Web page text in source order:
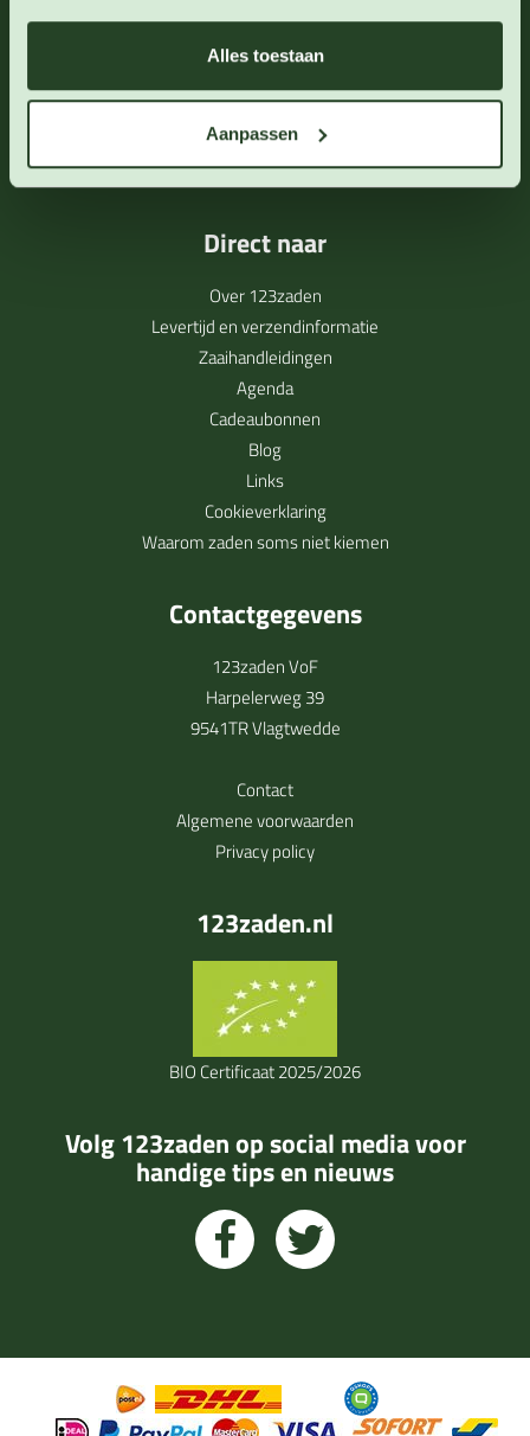
Alles toestaan
Aanpassen
Direct naar
Over 123zaden
Levertijd en verzendinformatie
Zaaihandleidingen
Agenda
Cadeaubonnen
Blog
Links
Cookieverklaring
Waarom zaden soms niet kiemen
Contactgegevens
123zaden VoF
Harpelerweg 39
9541TR Vlagtwedde
Contact
Algemene voorwaarden
Privacy policy
123zaden.nl
BIO Certificaat 2025/2026
Volg 123zaden op social media voor
handige tips en nieuws